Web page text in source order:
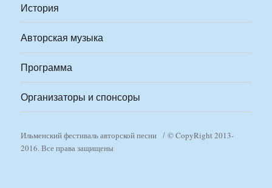
История
Авторская музыка
Программа
Организаторы и спонсоры
Ильменский фестиваль авторской песни
© CopyRight 2013-
2016. Все права защищены